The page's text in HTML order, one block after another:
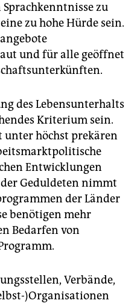
zu
zu hohe Hürde sein.
und für alle geöffnet
des Lebensunterhalts
Kriterium sein.
unter höchst prekären
Entwicklungen
Geduldeten nimmt
der Länder
benötigen mehr
Bedarfen von
Verbände,
)Organisationen